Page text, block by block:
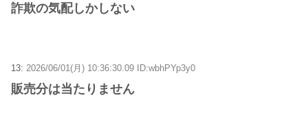
詐欺の気配しかしない
13: 2026/06/01(月) 10:36:30.09 ID:wbhPYp3y0
販売分は当たりません